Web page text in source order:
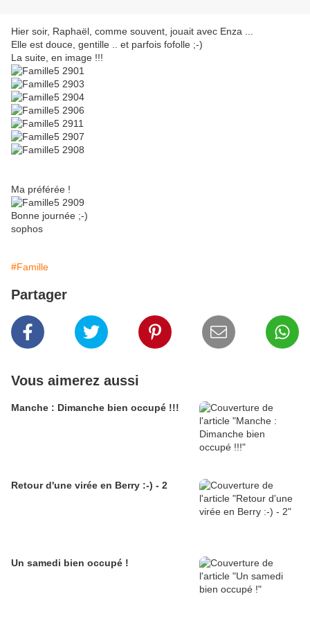
Hier soir, Raphaël, comme souvent, jouait avec Enza ...
Elle est douce, gentille .. et parfois fofolle ;-)
La suite, en image !!!
Ma préférée !
Bonne journée ;-)
sophos
#Famille
Partager
Vous aimerez aussi
Manche : Dimanche bien occupé !!!
Retour d'une virée en Berry :-) - 2
Un samedi bien occupé !